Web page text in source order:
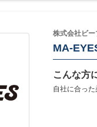
株式会社ビ
MA-
こんな方
自社に合っ